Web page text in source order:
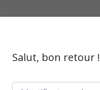
Salut, bon retour !